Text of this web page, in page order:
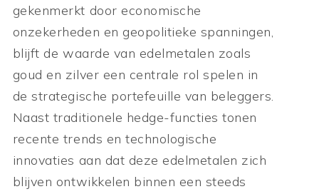
gekenmerkt door economische
onzekerheden en geopolitieke spanningen,
blijft de waarde van edelmetalen zoals
goud en zilver een centrale rol spelen in
de strategische portefeuille van beleggers.
Naast traditionele hedge-functies tonen
recente trends en technologische
innovaties aan dat deze edelmetalen zich
blijven ontwikkelen binnen een steeds